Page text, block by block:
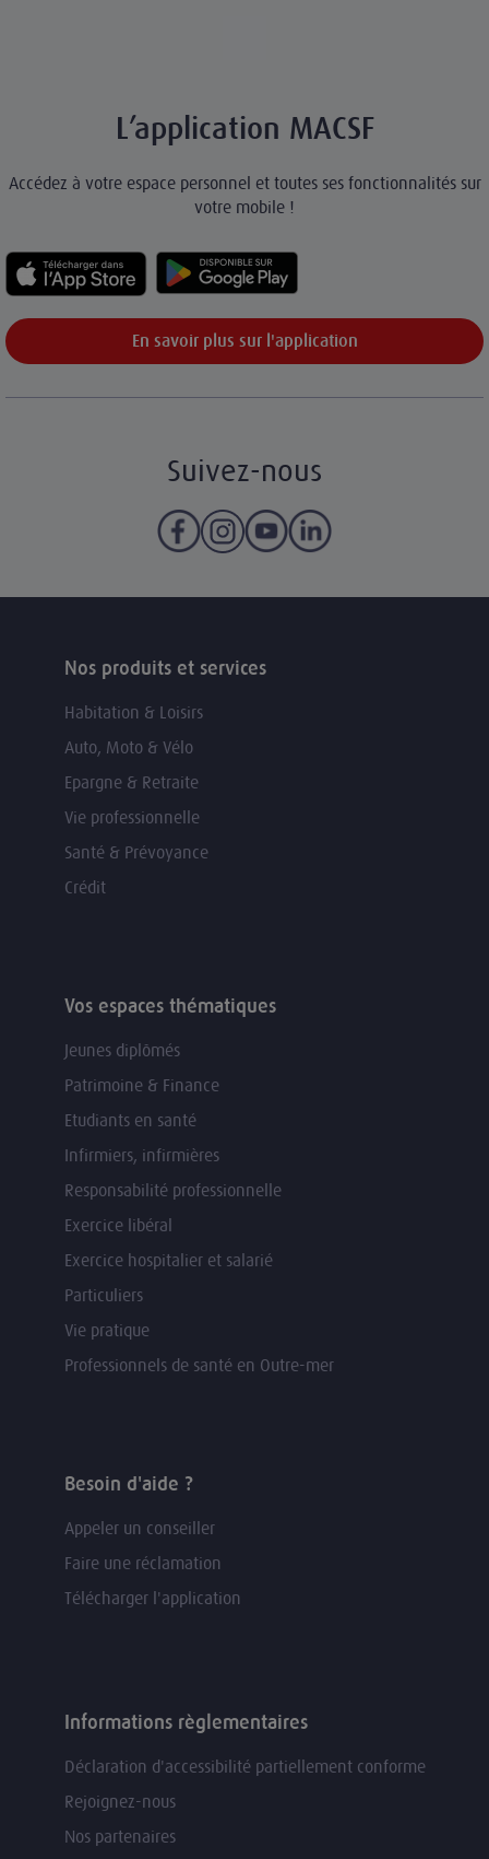
L’application MACSF
Accédez à votre espace personnel et toutes ses fonctionnalités sur
votre mobile !
En savoir plus sur l'application
Suivez-nous
Nos produits et services
Habitation & Loisirs
Auto, Moto & Vélo
Epargne & Retraite
Vie professionnelle
Santé & Prévoyance
Crédit
Vos espaces thématiques
Jeunes diplômés
Patrimoine & Finance
Etudiants en santé
Infirmiers, infirmières
Responsabilité professionnelle
Exercice libéral
Exercice hospitalier et salarié
Particuliers
Vie pratique
Professionnels de santé en Outre-mer
Besoin d'aide ?
Appeler un conseiller
Faire une réclamation
Télécharger l'application
Informations règlementaires
Déclaration d'accessibilité partiellement conforme
Rejoignez-nous
Nos partenaires